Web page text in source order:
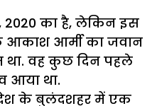
2020 का है, लेकिन इस
आकाश आर्मी का जवान
था. वह कुछ दिन पहले
आया था.
के बुलंदशहर में एक